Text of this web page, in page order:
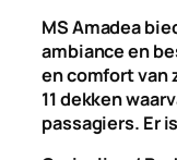
MS Amadea
ambiance en
en comfort van
11 dekken
passagiers. Er